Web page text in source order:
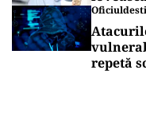
repetă